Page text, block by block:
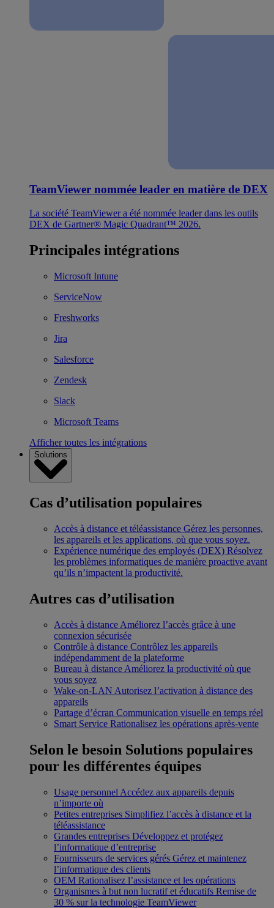
TeamViewer nommée leader en matière de DEX
La société TeamViewer a été nommée leader dans les outils
DEX de Gartner® Magic Quadrant™ 2026.
Principales intégrations
Microsoft Intune
ServiceNow
Freshworks
Jira
Salesforce
Zendesk
Slack
Microsoft Teams
Afficher toutes les intégrations
Solutions
Cas d’utilisation populaires
Accès à distance et téléassistance Gérez les personnes,
les appareils et les applications, où que vous soyez.
Expérience numérique des employés (DEX) Résolvez
les problèmes informatiques de manière proactive avant
qu’ils n’impactent la productivité.
Autres cas d’utilisation
Accès à distance Améliorez l’accès grâce à une
connexion sécurisée
Contrôle à distance Contrôlez les appareils
indépendamment de la plateforme
Bureau à distance Améliorez la productivité où que
vous soyez
Wake-on-LAN Autorisez l’activation à distance des
appareils
Partage d’écran Communication visuelle en temps réel
Smart Service Rationalisez les opérations après-vente
Selon le besoin Solutions populaires
pour les différentes équipes
Usage personnel Accédez aux appareils depuis
n’importe où
Petites entreprises Simplifiez l’accès à distance et la
téléassistance
Grandes entreprises Développez et protégez
l’informatique d’entreprise
Fournisseurs de services gérés Gérez et maintenez
l’informatique des clients
OEM Rationalisez l’assistance et les opérations
Organismes à but non lucratif et éducatifs Remise de
30 % sur la technologie TeamViewer